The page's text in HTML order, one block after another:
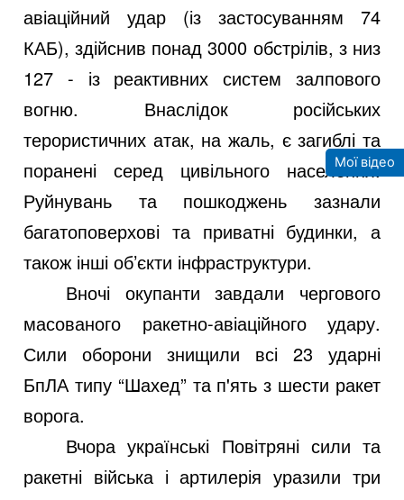
авіаційний удар (із застосуванням 74
КАБ), здійснив понад 3000 обстрілів, з низ
127 - із реактивних систем залпового
вогню. Внаслідок російських
терористичних атак, на жаль, є загиблі та
поранені серед цивільного населення.
Руйнувань та пошкоджень зазнали
багатоповерхові та приватні будинки, а
також інші об’єкти інфраструктури.
Вночі окупанти завдали чергового
масованого ракетно-авіаційного удару.
Сили оборони знищили всі 23 ударні
БпЛА типу “Шахед” та п'ять з шести ракет
ворога.
Вчора українські Повітряні сили та
ракетні війська і артилерія уразили три
Мої відео